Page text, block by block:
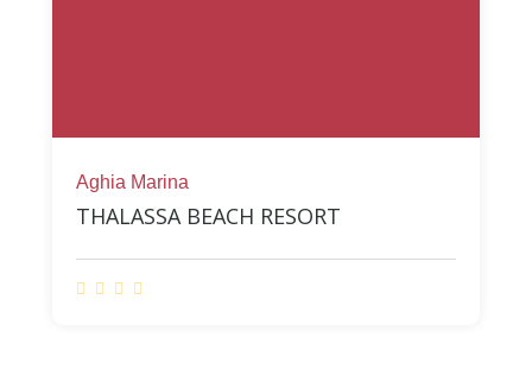
Aghia Marina
THALASSA BEACH RESORT